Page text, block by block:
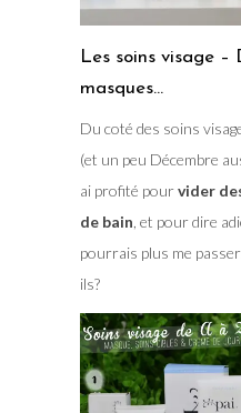
Les soins visage –
masques…
Du coté des soins
(et un peu Décembre
ai profité pourvider
de bain , et pour dire
pourrais plus me
ils?